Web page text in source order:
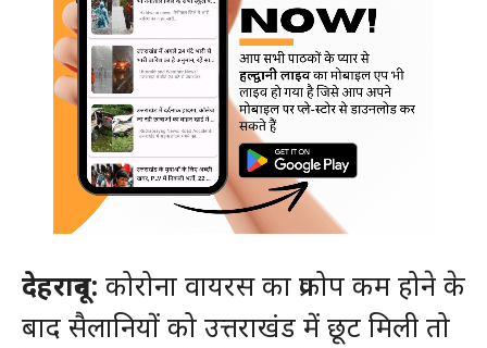
देहरादून: कोरोना वायरस का प्रकोप कम होने के
बाद सैलानियों को उत्तराखंड में छूट मिली तो